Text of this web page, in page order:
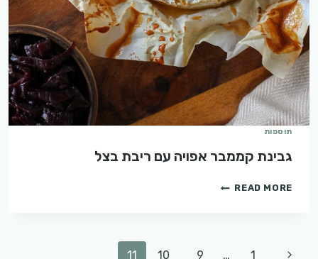
תוספות
גבינת קממבר אפויה עם ריבת בצל
READ MOREגבינת
בצל
Page
Previous
1
…
9
10
11